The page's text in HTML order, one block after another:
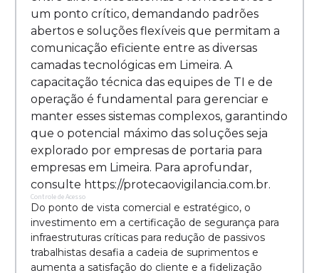
um ponto crítico, demandando padrões
abertos e soluções flexíveis que permitam a
comunicação eficiente entre as diversas
camadas tecnológicas em Limeira. A
capacitação técnica das equipes de TI e de
operação é fundamental para gerenciar e
manter esses sistemas complexos, garantindo
que o potencial máximo das soluções seja
explorado por empresas de portaria para
empresas em Limeira. Para aprofundar,
consulte https://protecaovigilancia.com.br.
Controle de Acesso
Do ponto de vista comercial e estratégico, o
investimento em a certificação de segurança para
infraestruturas críticas para redução de passivos
trabalhistas desafia a cadeia de suprimentos e
aumenta a satisfação do cliente e a fidelização